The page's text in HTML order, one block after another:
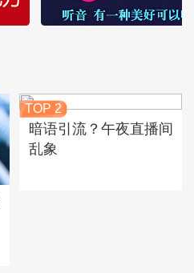
TOP 2
暗语引流？午夜直播间
乱象